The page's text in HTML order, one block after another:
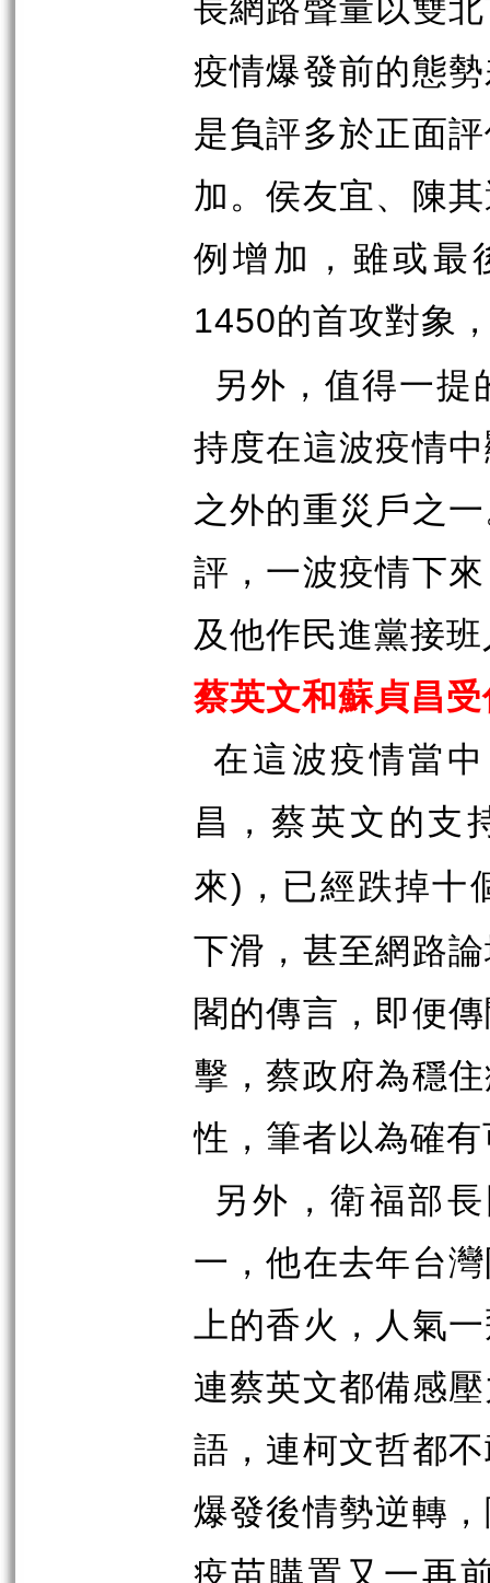
疫情爆發前的態
是負評多於正面
加。侯友宜、陳
例增加，雖或最
1450的首攻對象
另外，值得一
持度在這波疫情
之外的重災戶之
評，一波疫情下
及他作民進黨接
蔡英文和蘇貞昌
在這波疫情當
昌，蔡英文的支
來) ，已經跌掉
下滑，甚至網路
閣的傳言，即便
擊，蔡政府為穩
性，筆者以為確
另外，衛福部
一，他在去年台
上的香火，人氣
連蔡英文都備感
語，連柯文哲都
爆發後情勢逆轉
疫苗購置又一再